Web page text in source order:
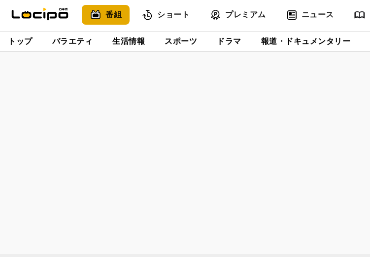
番組 ショート プレミアム ニュース
トップ バラエティ 生活情報 スポーツ ドラマ 報道・ドキュメンタリー